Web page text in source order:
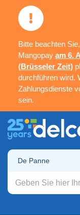
Bitte beachten
Mangopay am 6.
(Brüsseler Zeit)
durchführen wird.
Zahlungsdienste
sein.
De Panne